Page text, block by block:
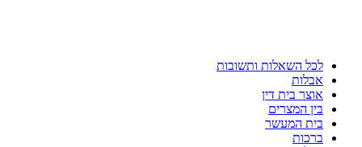
לכל השאלות ותשובות
אבלות
אוצר בית דין
בין המצרים
בית המעשר
ברכות